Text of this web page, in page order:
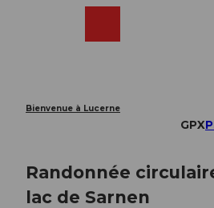
Bienvenue à Lucerne
GPX
Randonnée
lac de Sarnen